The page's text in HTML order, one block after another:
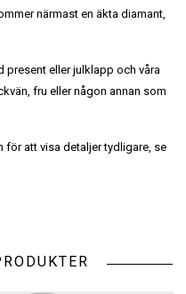
närmast en äkta diamant,
present eller julklapp och våra
fru eller någon annan som
att visa detaljer tydligare, se